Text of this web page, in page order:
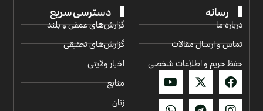
رسانه
درباره ما
تماس و ارسال مقالات
حفظ حریم و اطلاعات شخصی
دسترسی سریع
گزارش‌‌های عمقی و بلند
گزارش‌های تحقیقی
اخبار ولایتی
منابع
زنان